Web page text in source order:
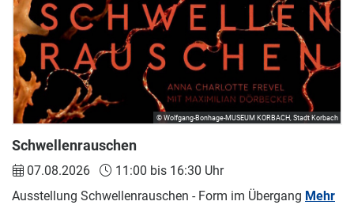
Schwellenrauschen
07.08.2026
11:00 bis 16:30 Uhr
Ausstellung Schwellenrauschen - Form im Übergang Mehr
© Wolfgang-Bonhage-MUSEUM KORBACH, Stadt Korbach